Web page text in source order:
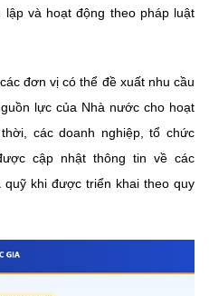
lượng
lượng
và hoạt động theo pháp luật
đơn vị có thể đề xuất nhu cầu
lực của Nhà nước cho hoạt
các doanh nghiệp, tổ chức
cập nhật thông tin về các
khi được triển khai theo quy